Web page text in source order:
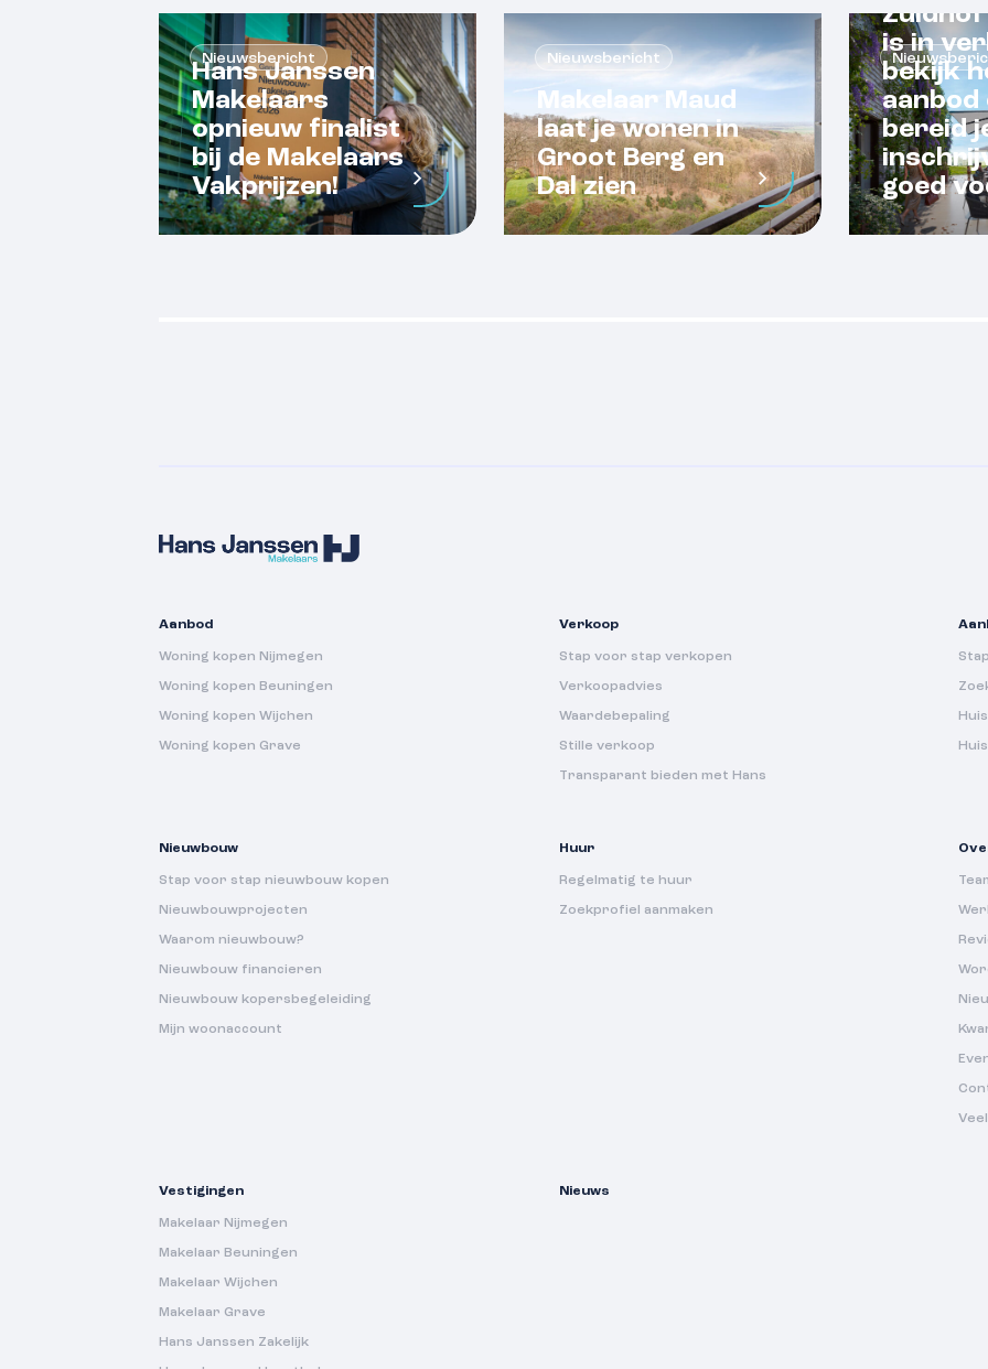
Nieuwsbericht
Hans Janssen
Makelaars
opnieuw finalist
bij de Makelaars
Vakprijzen!
Nieuwsbericht
Makelaar Maud
laat je wonen in
Groot Berg en
Dal zien
Zuidhof
is in
bekijk
aanbod
bereid
goed
Aanbod
Woning kopen Nijmegen
Woning kopen Beuningen
Woning kopen Wijchen
Woning kopen Grave
Verkoop
Stap voor stap verkopen
Verkoopadvies
Waardebepaling
Stille verkoop
Transparant bieden met Hans
Nieuwbouw
Stap voor stap nieuwbouw kopen
Nieuwbouwprojecten
Waarom nieuwbouw?
Nieuwbouw financieren
Nieuwbouw kopersbegeleiding
Mijn woonaccount
Huur
Regelmatig te huur
Zoekprofiel aanmaken
Vestigingen
Makelaar Nijmegen
Makelaar Beuningen
Makelaar Wijchen
Makelaar Grave
Hans Janssen Zakelijk
Nieuws